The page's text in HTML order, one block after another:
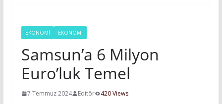
EKONOMİ EKONOMI
Samsun’a 6 Milyon
Euro’luk Temel
7 Temmuz 2024 Editör 420 Views